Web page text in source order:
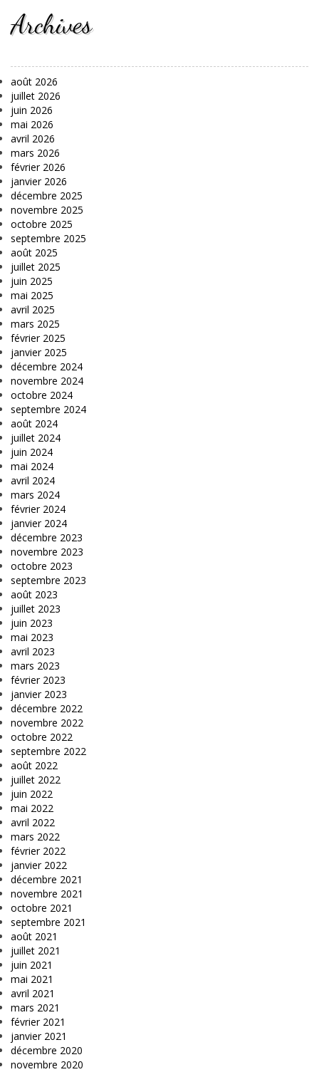
Archives
août 2026
juillet 2026
juin 2026
mai 2026
avril 2026
mars 2026
février 2026
janvier 2026
décembre 2025
novembre 2025
octobre 2025
septembre 2025
août 2025
juillet 2025
juin 2025
mai 2025
avril 2025
mars 2025
février 2025
janvier 2025
décembre 2024
novembre 2024
octobre 2024
septembre 2024
août 2024
juillet 2024
juin 2024
mai 2024
avril 2024
mars 2024
février 2024
janvier 2024
décembre 2023
novembre 2023
octobre 2023
septembre 2023
août 2023
juillet 2023
juin 2023
mai 2023
avril 2023
mars 2023
février 2023
janvier 2023
décembre 2022
novembre 2022
octobre 2022
septembre 2022
août 2022
juillet 2022
juin 2022
mai 2022
avril 2022
mars 2022
février 2022
janvier 2022
décembre 2021
novembre 2021
octobre 2021
septembre 2021
août 2021
juillet 2021
juin 2021
mai 2021
avril 2021
mars 2021
février 2021
janvier 2021
décembre 2020
novembre 2020